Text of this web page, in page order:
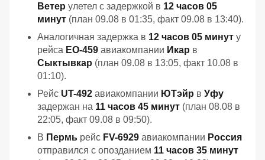
Ветер улетел с задержкой в 12 часов 05
минут (план 09.08 в 01:35, факт 09.08 в 13:40).
Аналогичная задержка в 12 часов 05 минут у
рейса EO-459 авиакомпании Икар в
Сыктывкар (план 09.08 в 13:05, факт 10.08 в
01:10).
Рейс UT-492 авиакомпании ЮТэйр в Уфу
задержан на 11 часов 45 минут (план 08.08 в
22:05, факт 09.08 в 09:50).
В Пермь рейс FV-6929 авиакомпании Россия
отправился с опозданием 11 часов 35 минут